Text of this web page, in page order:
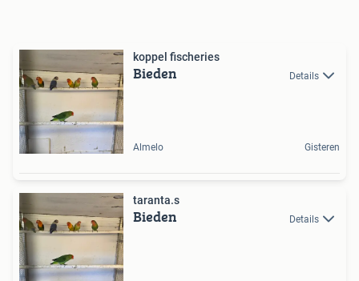
koppel fischeries
Bieden Details
Almelo Gisteren
taranta.s
Bieden Details